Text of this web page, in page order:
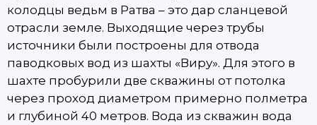
колодцы ведьм в Ратва – это дар сланцевой
отрасли земле. Выходящие через трубы
источники были построены для отвода
паводковых вод из шахты «Виру». Для этого в
шахте пробурили две скважины от потолка
через проход диаметром примерно полметра
и глубиной 40 метров. Вода из скважин вода